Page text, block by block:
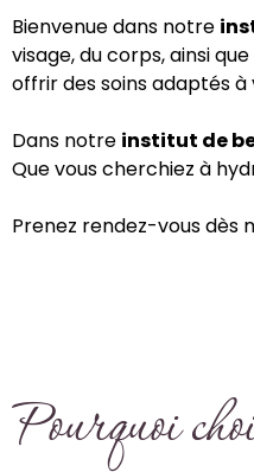
Bienvenue dans notre
visage, du corps, ainsi
offrir des soins adaptés
Dans notre institut de
Que vous cherchiez à
Prenez rendez-vous dès
Pourquoi